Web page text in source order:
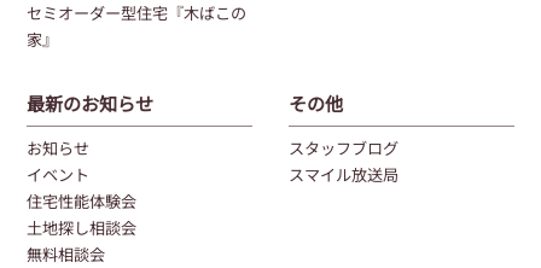
セミオーダー型住宅『木ばこの
家』
最新のお知らせ
お知らせ
イベント
住宅性能体験会
土地探し相談会
無料相談会
その他
スタッフブログ
スマイル放送局